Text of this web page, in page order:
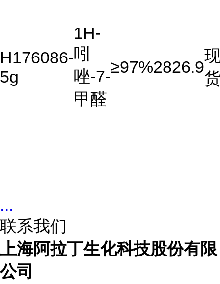
H176086-
5g
1H-
吲
唑-7-
甲醛
≥97%2826.9
...
联系我们
上海阿拉丁生化科技股份有限
公司